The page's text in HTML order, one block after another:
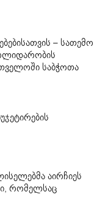
– სათემო
საბჭოთა
აირჩიეს
რომელსაც